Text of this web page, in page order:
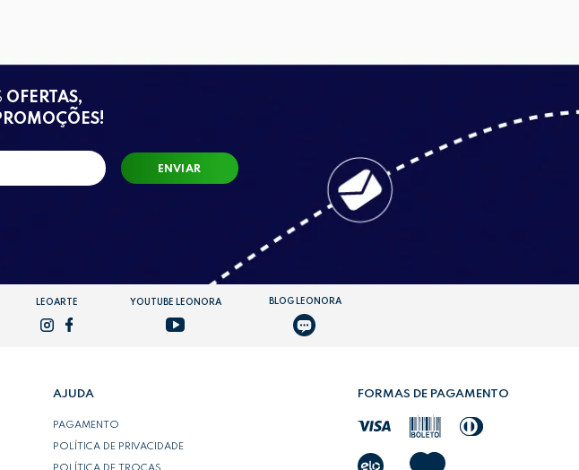
OFERTAS,
ENVIAR
LEOARTE YOUTUBE LEONORA BLOG LEONORA
AJUDA
PAGAMENTO
POLÍTICA DE PRIVACIDADE
FORMAS DE PAGAMENTO